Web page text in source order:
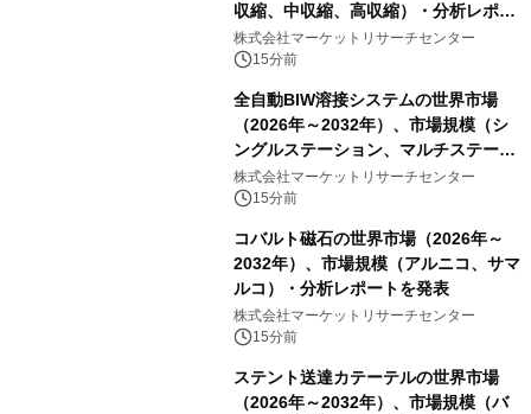
収縮、中収縮、高収縮）・分析レポー
トを発表
株式会社マーケットリサーチセンター
15分前
全自動BIW溶接システムの世界市場
（2026年～2032年）、市場規模（シ
ングルステーション、マルチステーシ
ョン）・分析レポートを発表
株式会社マーケットリサーチセンター
15分前
コバルト磁石の世界市場（2026年～
2032年）、市場規模（アルニコ、サマ
ルコ）・分析レポートを発表
株式会社マーケットリサーチセンター
15分前
ステント送達カテーテルの世界市場
（2026年～2032年）、市場規模（バ